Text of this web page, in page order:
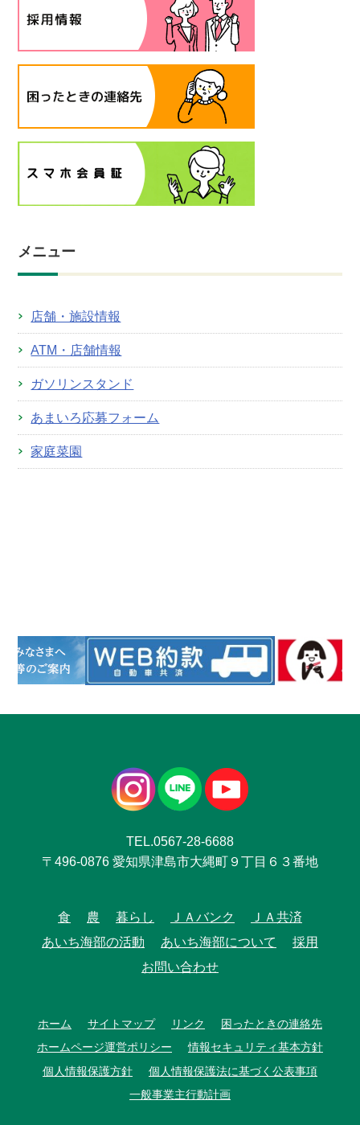
メニュー
店舗・施設情報
ATM・店舗情報
ガソリンスタンド
あまいろ応募フォーム
家庭菜園
TEL.0567-28-6688
〒496-0876 愛知県津島市大縄町９丁目６３番地
食 農 暮らし ＪＡバンク
ＪＡ共済
あいち海部の活動
あいち海部について
採用
お問い合わせ
ホーム サイトマップ リンク
困ったときの連絡先
ホームページ運営ポリシー
情報セキュリティ基本方針
個人情報保護方針
個人情報保護法に基づく公表事項
一般事業主行動計画